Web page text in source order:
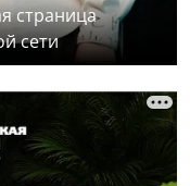
страница
сети